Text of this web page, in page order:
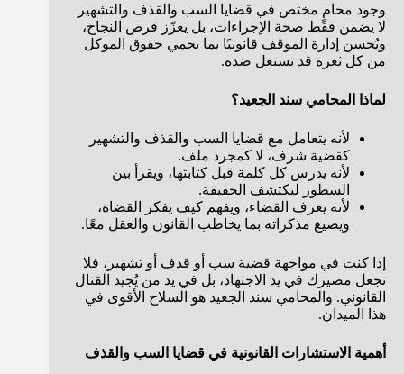
وجود محامٍ مختص في قضايا السب والقذف والتشهير
لا يضمن فقط صحة الإجراءات، بل يعزّز فرص النجاح،
ويُحسن إدارة الموقف قانونيًا بما يحمي حقوق الموكل
من كل ثغرة قد تستغل ضده.
لماذا المحامي سند الجعيد؟
لأنه يتعامل مع قضايا السب والقذف والتشهير
كقضية شرف، لا كمجرد ملف.
لأنه يدرس كل كلمة قبل كتابتها، ويقرأ بين
السطور ليكتشف الحقيقة.
لأنه يعرف القضاء، ويفهم كيف يفكر القضاة،
ويصيغ مذكراته بما يخاطب القانون والعقل معًا.
إذا كنت في مواجهة قضية سب أو قذف أو تشهير، فلا
تجعل مصيرك في يد الاجتهاد، بل في يد من يُجيد القتال
القانوني. والمحامي سند الجعيد هو السلاح الأقوى في
هذا الميدان.
أهمية الاستشارات القانونية في قضايا السب والقذف